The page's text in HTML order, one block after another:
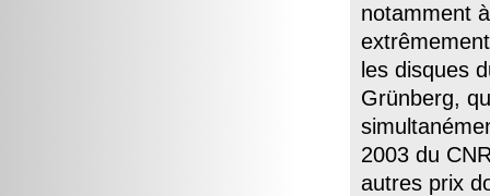
notamment
les disques
Grünberg,
2003 du
autres prix